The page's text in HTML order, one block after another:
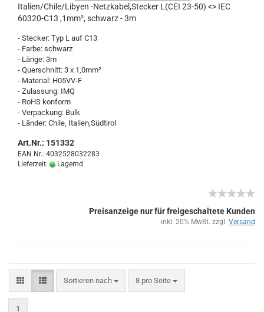
Ita­li­en/Chile/Li­by­en -​Netz­ka­bel,Ste­cker L(CEI 23-50) <> IEC
60320-​​C13 ,1mm², schwarz - 3m
- Ste­cker: Typ L auf C13
- Farbe: schwarz
- Länge: 3m
- Quer­schnitt: 3 x 1,0mm²
- Ma­te­ri­al: H05VV-​F
- Zu­las­sung: IMQ
- RoHS kon­form
- Ver­pa­ckung: Bulk
- Län­der: Chile, Ita­li­en,Süd­ti­rol
Art.Nr.: 151332
EAN Nr.: 4032528032283
Lieferzeit:
Lagernd
Preisanzeige nur für freigeschaltete Kunden
inkl. 20% MwSt. zzgl. Versand
Sortieren nach 8 pro Seite
1